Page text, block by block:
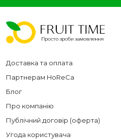
Доставка та оплата
Партнерам HoReCa
Блог
Про компанію
Публічний договір (оферта)
Угода користувача